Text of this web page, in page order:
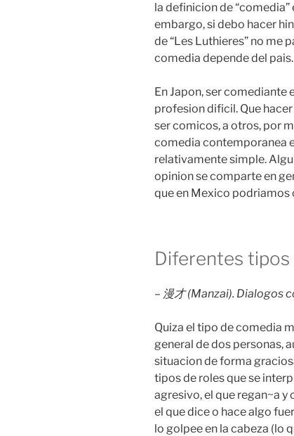
la definicion de
embargo, si debo hacer
de “Les Luthieres” no me
comedia depende del pais.
En Japon, ser comediante
profesion dificil. Que
ser comicos, a otros, por
comedia contemporanea
relativamente simple.
opinion se comparte en
que en Mexico
Diferentes
– 漫才 (Manzai). Dialogos
Quiza el tipo de comedia
general de dos personas,
situacion de forma
tipos de roles que se
agresivo, el que regan~a y
el que dice o hace algo
lo golpee en la cabeza (lo